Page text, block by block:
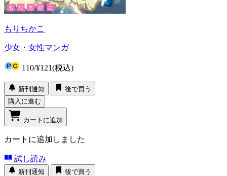
もりちかこ
少女・女性マンガ
110/¥121(税込)
新刊通知
後で買う
購入に進む
カートに追加
カートに追加しました
試し読み
新刊通知 後で買う